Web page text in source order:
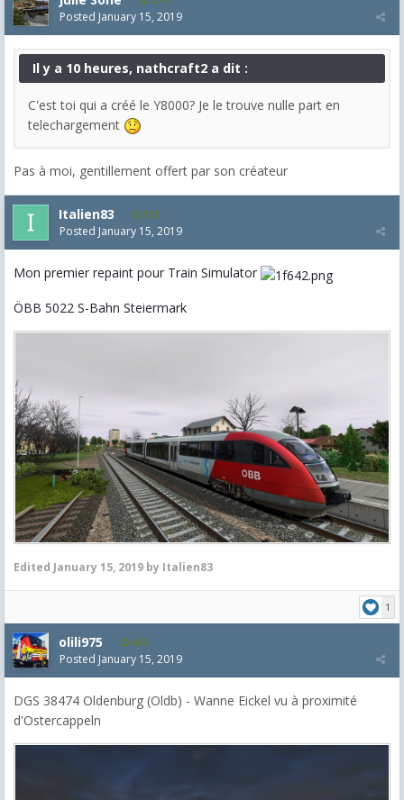
Posted January 15, 2019
Il y a 10 heures, nathcraft2 a dit :
C'est toi qui a créé le Y8000? Je le trouve nulle part en
telechargement
Pas à moi, gentillement offert par son créateur
Italien83 120
Posted January 15, 2019
Mon premier repaint pour Train Simulator
ÖBB 5022 S-Bahn Steiermark
Edited January 15, 2019 by Italien83
1
olili975 685
Posted January 15, 2019
DGS 38474 Oldenburg (Oldb) - Wanne Eickel vu à proximité
d'Ostercappeln